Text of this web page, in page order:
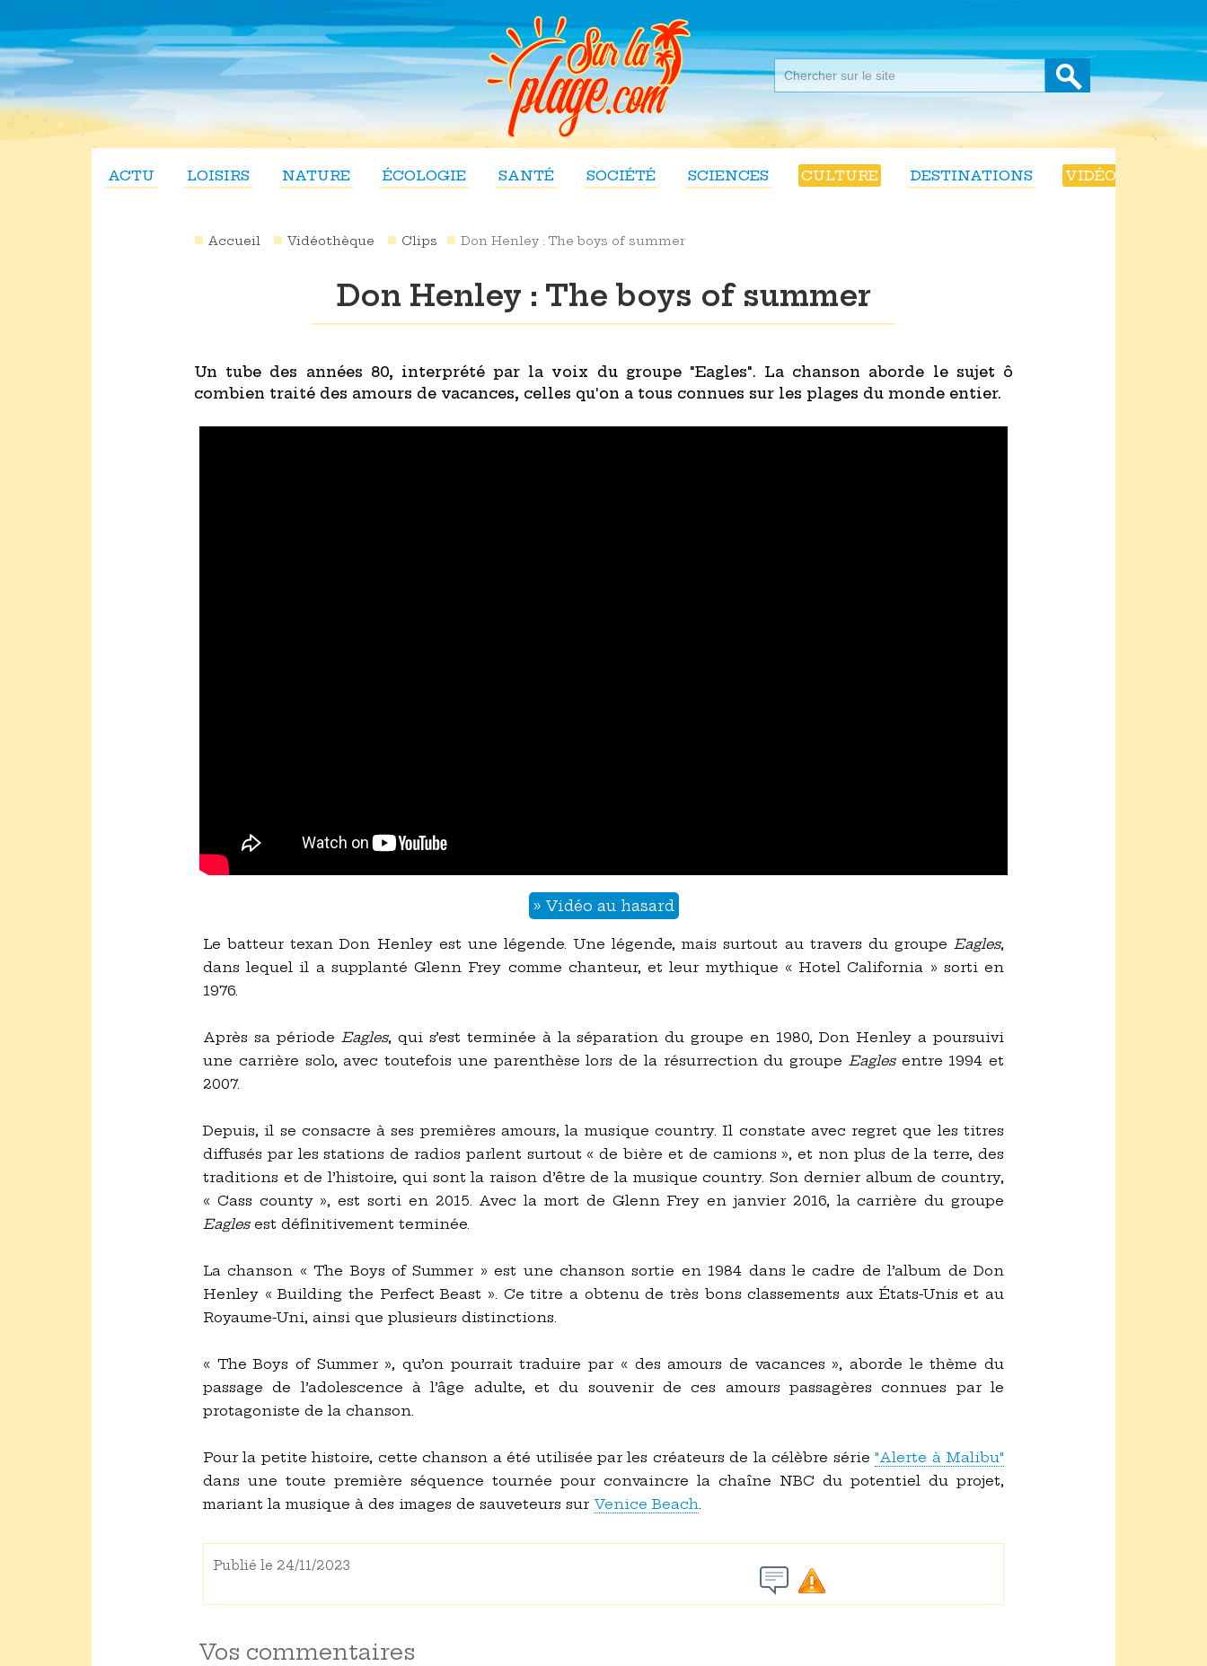
ACTU LOISIRS NATURE ÉCOLOGIE SANTÉ SOCIÉTÉ SCIENCES CULTURE DESTINATIONS VIDÉOS
Accueil Vidéothèque Clips Don Henley : The boys of summer
Don Henley : The boys of summer
Un tube des années 80, interprété par la voix du groupe "Eagles". La chanson aborde le sujet ô
combien traité des amours de vacances, celles qu'on a tous connues sur les plages du monde entier.
» Vidéo au hasard
Le batteur texan Don Henley est une légende. Une légende, mais surtout au travers du groupe Eagles,
dans lequel il a supplanté Glenn Frey comme chanteur, et leur mythique « Hotel California » sorti en
1976.
Après sa période Eagles, qui s’est terminée à la séparation du groupe en 1980, Don Henley a poursuivi
une carrière solo, avec toutefois une parenthèse lors de la résurrection du groupe Eaglesentre 1994 et
2007.
Depuis, il se consacre à ses premières amours, la musique country. Il constate avec regret que les titres
diffusés par les stations de radios parlent surtout « de bière et de camions », et non plus de la terre, des
traditions et de l’histoire, qui sont la raison d’être de la musique country. Son dernier album de country,
« Cass county », est sorti en 2015. Avec la mort de Glenn Frey en janvier 2016, la carrière du groupe
Eaglesest définitivement terminée.
La chanson « The Boys of Summer » est une chanson sortie en 1984 dans le cadre de l’album de Don
Henley « Building the Perfect Beast ». Ce titre a obtenu de très bons classements aux États-Unis et au
Royaume-Uni, ainsi que plusieurs distinctions.
« The Boys of Summer », qu’on pourrait traduire par « des amours de vacances », aborde le thème du
passage de l’adolescence à l’âge adulte, et du souvenir de ces amours passagères connues par le
protagoniste de la chanson.
Pour la petite histoire, cette chanson a été utilisée par les créateurs de la célèbre série"Alerte à Malibu"
dans une toute première séquence tournée pour convaincre la chaîne NBC du potentiel du projet,
mariant la musique à des images de sauveteurs sur Venice Beach.
Publié le 24/11/2023
Vos commentaires